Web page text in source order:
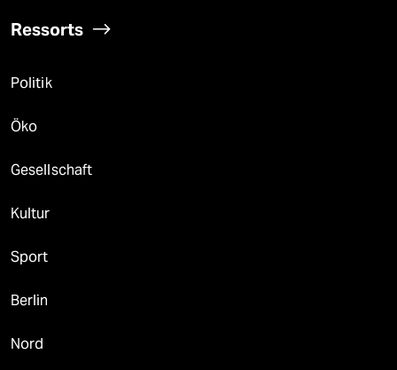
Ressorts
Politik
Öko
Gesellschaft
Kultur
Sport
Berlin
Nord